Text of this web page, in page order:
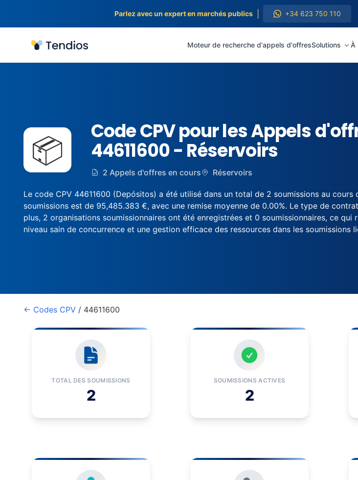
Parlez avec un expert en marchés publics +34 623 750 110
Tendios Moteur de recherche d'appels d'offresSolutions À
📦
Code CPV pour les Appels
44611600 - Réservoirs
2 Appels d'offres en cours Réservoirs
Le code CPV 44611600 (Depósitos) a été utilisé dans un total de 2 soumissions au
soumissions est de 95,485.383 €, avec une remise moyenne de 0.00%. Le type de
plus, 2 organisations soumissionnaires ont été enregistrées et 0 soumissionnaires, ce
niveau sain de concurrence et une gestion efficace des ressources dans les soumissions
← Codes CPV / 44611600
TOTAL DES SOUMISSIONS
2
SOUMISSIONS ACTIVES
2